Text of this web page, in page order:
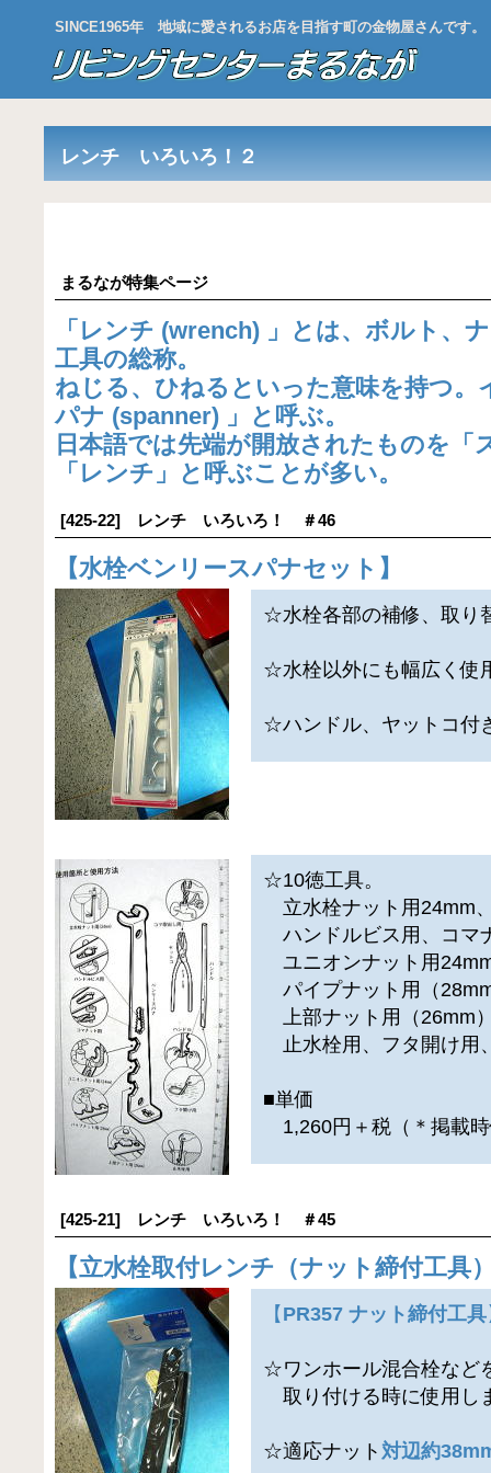
SINCE1965年 地域に愛されるお店を目指す町の金物屋さんです。
レンチ いろいろ！２
まるなが特集ページ
「レンチ (wrench) 」とは、 ボルト、
工具の総称。
ねじる、ひねるといった意味を持つ。
パナ (spanner) 」と呼ぶ。
日本語では先端が開放されたものを「
「レンチ」と呼ぶことが多い。
[425-22] レンチ いろいろ！ ＃46
【水栓ベンリースパナセット 】
☆水栓各部の補修、取り
☆水栓以外にも幅広く使
☆ハンドル、ヤットコ付
☆10徳工具。
立水栓ナット用24mm
ハンドルビス用、コマ
ユニオンナット用
パイプナット用（
上部ナット用（26mm
止水栓用、フタ開け用
■単価
1,260円＋税（＊掲載
[425-21] レンチ いろいろ！ ＃45
【立水栓取付レンチ（ナット締付工具
【 PR357 ナット締付工具
☆ワンホール混合栓など
取り付ける時に使用し
☆適応ナット 対辺約